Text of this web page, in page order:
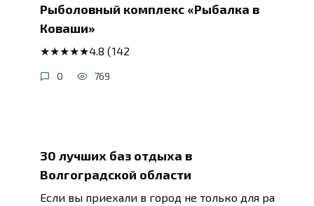
Рыболовный комплекс «Рыбалка в
Коваши»
★★★★★4.8 (142
0 769
30 лучших баз отдыха в
Волгоградской области
Если вы приехали в город не только для ра